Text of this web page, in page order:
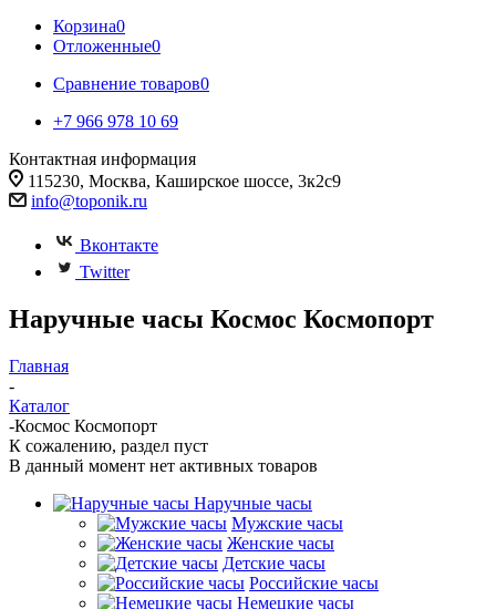
Корзина0
Отложенные0
Сравнение товаров0
+7 966 978 10 69
Контактная информация
115230, Москва, Каширское шоссе, 3к2с9
info@toponik.ru
Вконтакте
Twitter
Наручные часы Космос Космопорт
Главная
-
Каталог
-Космос Космопорт
К сожалению, раздел пуст
В данный момент нет активных товаров
Наручные часы
Мужские часы
Женские часы
Детские часы
Российские часы
Немецкие часы